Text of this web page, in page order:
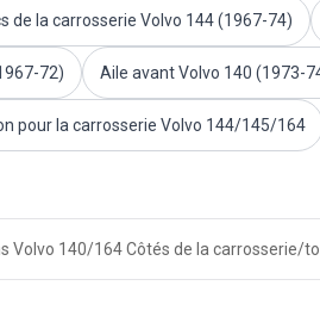
Air
freinage
refroidissement
électrique
moteur Volvo Amazon
carburant/échappement
de la carrosserie Volvo 144 (1967-74)
72) Aile avant Volvo 140 (1973-
pour la carrosserie Volvo 144/145/164